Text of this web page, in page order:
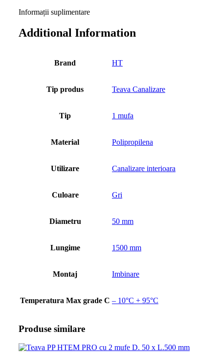
Informații suplimentare
Additional Information
Brand HT
Tip produs Teava Canalizare
Tip 1 mufa
Material Polipropilena
Utilizare Canalizare interioara
Culoare Gri
Diametru 50 mm
Lungime 1500 mm
Montaj Imbinare
Temperatura Max grade C – 10°C + 95°C
Produse similare